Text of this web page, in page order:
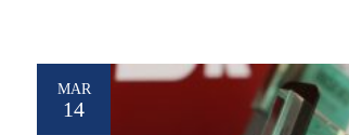
MAR
14